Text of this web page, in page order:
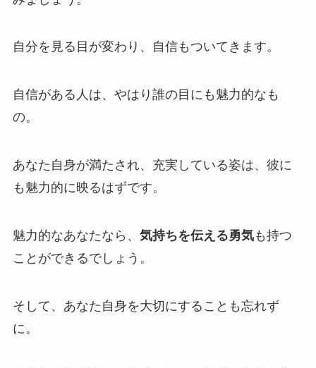
自分を見る目が変わり、自信もついてきます。
自信がある人は、やはり誰の目にも魅力的なも
の。
あなた自身が満たされ、充実している姿は、彼に
も魅力的に映るはずです。
魅力的なあなたなら、 気持ちを伝える勇気も持つ
ことができるでしょう。
そして、あなた自身を大切にすることも忘れず
に。